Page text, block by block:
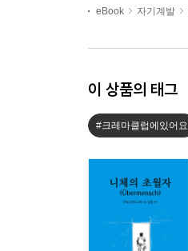
eBook 자기계발
이 상품의 태그
#크레마클럽에있어요